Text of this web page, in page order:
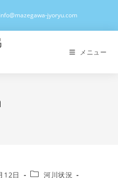
info@mazegawa-jyoryu.com
メニュー
12日
投
河川状況